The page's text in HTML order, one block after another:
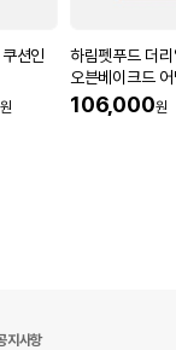
션인
원
하림펫푸드 더
오븐베이크드
5.8kg
106,000원
지사항